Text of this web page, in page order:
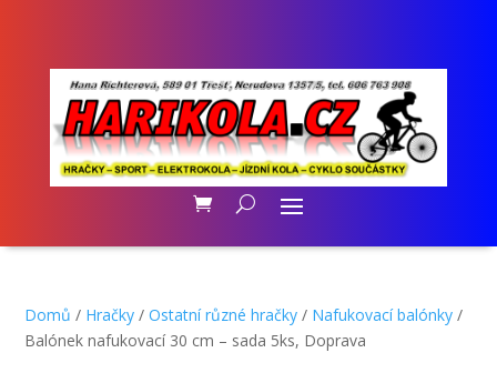
Domů / Hračky /Ostatní různé hračky / Nafukovací balónky /
Balónek nafukovací 30 cm – sada 5ks, Doprava